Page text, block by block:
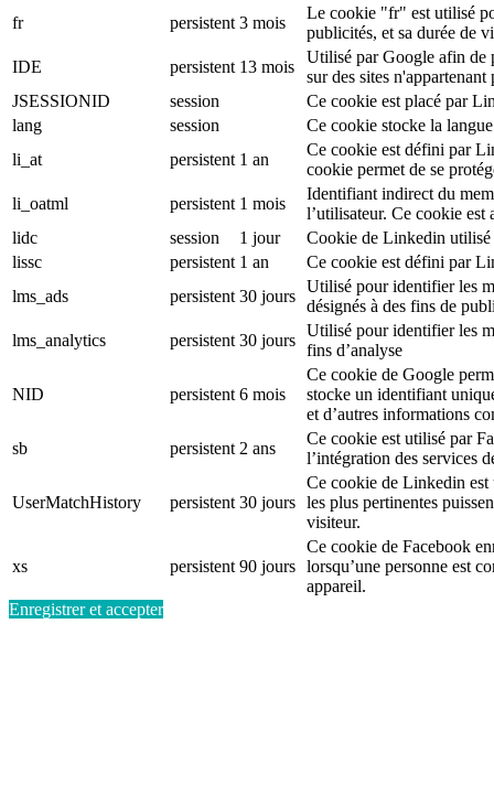
fr
persistent 3 mois
Le cookie "fr" est utilisé
publicités, et sa durée de
IDE
persistent 13 mois
Utilisé par Google afin de
sur des sites n'appartenant
JSESSIONID
session
Ce cookie est placé par
lang
session
Ce cookie stocke la
li_at
persistent 1 an
Ce cookie est défini par
cookie permet de se
li_oatml
persistent 1 mois
Identifiant indirect du
l’utilisateur. Ce cookie
lidc
session 1 jour
Cookie de Linkedin utilisé
lissc
persistent 1 an
Ce cookie est défini par
lms_ads
persistent 30 jours
Utilisé pour identifier les
désignés à des fins de
lms_analytics
persistent 30 jours
Utilisé pour identifier les
fins d’analyse
NID persistent 6 mois
Ce cookie de Google
stocke un identifiant
et d’autres informations
sb
persistent 2 ans
Ce cookie est utilisé par
l’intégration des services
UserMatchHistory persistent 30 jours
Ce cookie de Linkedin
les plus pertinentes
visiteur.
xs persistent 90 jours
Ce cookie de Facebook
lorsqu’une personne est
appareil.
Enregistrer et accepter